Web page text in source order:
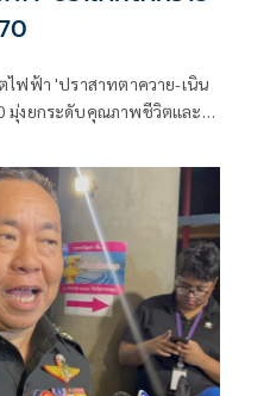
ตไฟฟ้า 'ปราสาทตาควาย-เนิน
มุ่งยกระดับคุณภาพชีวิตและ